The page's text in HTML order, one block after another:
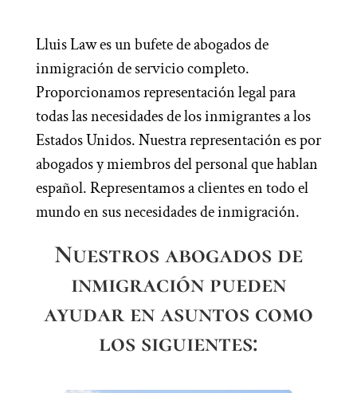
Lluis Law es un bufete de abogados de
inmigración de servicio completo.
Proporcionamos representación legal para
todas las necesidades de los inmigrantes a los
Estados Unidos. Nuestra representación es por
abogados y miembros del personal que hablan
español. Representamos a clientes en todo el
mundo en sus necesidades de inmigración.
Nuestros abogados de
inmigración pueden
ayudar en asuntos como
los siguientes: